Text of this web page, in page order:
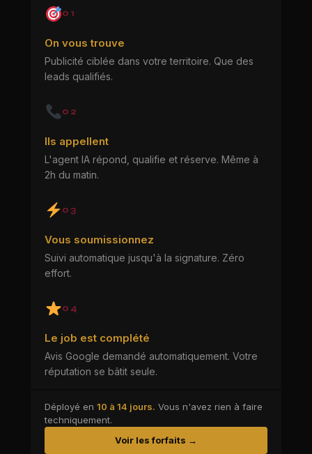
01
On vous trouve
Publicité ciblée dans votre territoire. Que des
leads qualifiés.
02
Ils appellent
L'agent IA répond, qualifie et réserve. Même à
2h du matin.
03
Vous soumissionnez
Suivi automatique jusqu'à la signature. Zéro
effort.
04
Le job est complété
Avis Google demandé automatiquement. Votre
réputation se bâtit seule.
Déployé en 10 à 14 jours. Vous n'avez rien à faire
techniquement.
Voir les forfaits →